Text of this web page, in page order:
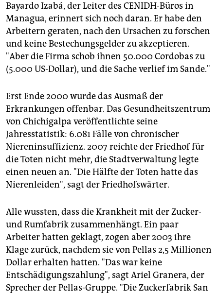
Bayardo Izabá, der Leiter des CENIDH-Büros in
Managua, erinnert sich noch daran. Er habe den
Arbeitern geraten, nach den Ursachen zu forschen
und keine Bestechungsgelder zu akzeptieren.
"Aber die Firma schob ihnen 50.000 Cordobas zu
(5.000 US-Dollar), und die Sache verlief im Sande."
Erst Ende 2000 wurde das Ausmaß der
Erkrankungen offenbar. Das Gesundheitszentrum
von Chichigalpa veröffentlichte seine
Jahresstatistik: 6.081 Fälle von chronischer
Niereninsuffizienz. 2007 reichte der Friedhof für
die Toten nicht mehr, die Stadtverwaltung legte
einen neuen an. "Die Hälfte der Toten hatte das
Nierenleiden", sagt der Friedhofswärter.
Alle wussten, dass die Krankheit mit der Zucker-
und Rumfabrik zusammenhängt. Ein paar
Arbeiter hatten geklagt, zogen aber 2003 ihre
Klage zurück, nachdem sie von Pellas 2,5 Millionen
Dollar erhalten hatten. "Das war keine
Entschädigungszahlung", sagt Ariel Granera, der
Sprecher der Pellas-Gruppe. "Die Zuckerfabrik San